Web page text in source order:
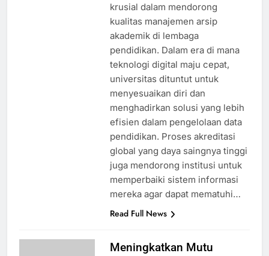
krusial dalam mendorong
kualitas manajemen arsip
akademik di lembaga
pendidikan. Dalam era di mana
teknologi digital maju cepat,
universitas dituntut untuk
menyesuaikan diri dan
menghadirkan solusi yang lebih
efisien dalam pengelolaan data
pendidikan. Proses akreditasi
global yang daya saingnya tinggi
juga mendorong institusi untuk
memperbaiki sistem informasi
mereka agar dapat mematuhi…
Read Full News
Meningkatkan Mutu